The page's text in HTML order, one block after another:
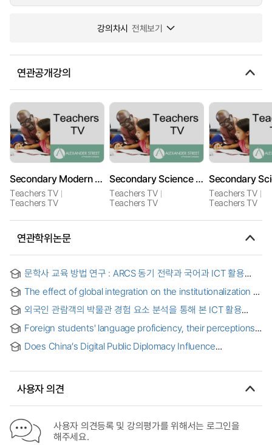
강의차시 전체보기
연관공개강의
Secondary Modern Foreign Languages
Teachers TV
Teachers TV
Secondary Science Using ICT: Investigating Acceleration with Year 9 Using Light Gates
Teachers TV
Teachers TV
Teachers TV
Teachers TV
연관학위논문
문학사 교육 방법 연구 : ARCS 동기 전략과 국어과 ICT 활용
methods for literary history education : ARCS motivating
strategy and a WBI plan accompanied by teaching-
learning model of Korean language education using ICT
The effect of global integration on the institutionalization of
modern foreign languages in the school curriculum, 1812-
1986
외국인 관람객의 박물관 경험 요소 분석을 통해 본 ICT 활용
Foreign students' language proficiency, their perceptions
graduate level
Does China’s Digital Public Diplomacy Influence
사용자 의견
사용자 의견등록 및 강의평가를 위해서는 로그인을
해주세요.